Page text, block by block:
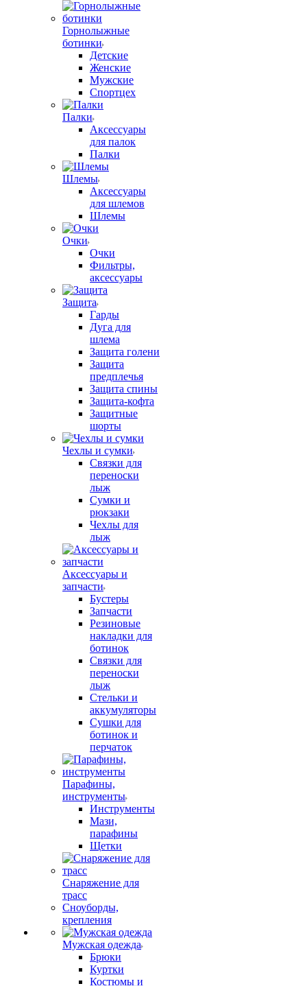
Горнолыжные
ботинки
Детские
Женские
Мужские
Спортцех
Палки
Аксессуары
для палок
Палки
Шлемы
Аксессуары
для шлемов
Шлемы
Очки
Очки
Фильтры,
аксессуары
Защита
Гарды
Дуга для
шлема
Защита голени
Защита
предплечья
Защита спины
Защита-кофта
Защитные
шорты
Чехлы и сумки
Связки для
переноски
лыж
Сумки и
рюкзаки
Чехлы для
лыж
Аксессуары и
запчасти
Бустеры
Запчасти
Резиновые
накладки для
ботинок
Связки для
переноски
лыж
Стельки и
аккумуляторы
Сушки для
ботинок и
перчаток
Парафины,
инструменты
Инструменты
Мази,
парафины
Щетки
Снаряжение для
трасс
Сноуборды,
крепления
Мужская одежда
Брюки
Куртки
Костюмы и